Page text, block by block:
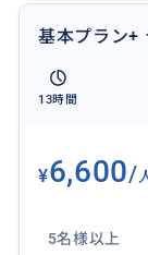
✨ゴアガジャ遺
【ウルン ダヌ
女神を祀る11
しい寺院です。
岩壁に彫られ
眺めながら
【トゥグヌンガ
基本プラン+
13時間
¥6,600/
5名様以上